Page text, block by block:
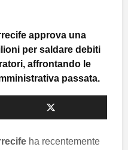
approva una
per saldare debiti
affrontando le
passata.
ha recentemente